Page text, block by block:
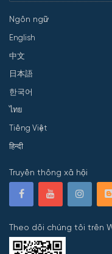
Ngôn ngữ
English
中文
日本語
한국어
ไทย
Tiếng Việt
हिन्दी
Truyền thông xã hội
Theo dõi chúng tôi trên